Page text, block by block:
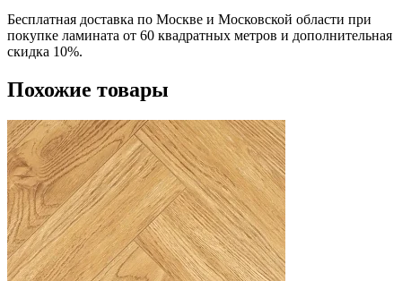
Бесплатная доставка по Москве и Московской области при
покупке ламината от 60 квадратных метров и дополнительная
скидка 10%.
Похожие товары